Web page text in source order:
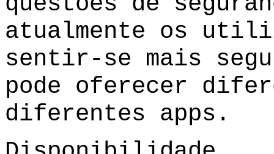
atualmente os
sentir-se mais
pode oferecer
diferentes apps.